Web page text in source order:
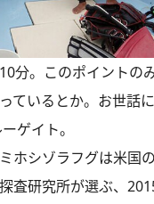
分。このポイントの
ているとか。お世話
ゲイト。
ホシゾラフグは米国
査研究所が選ぶ、